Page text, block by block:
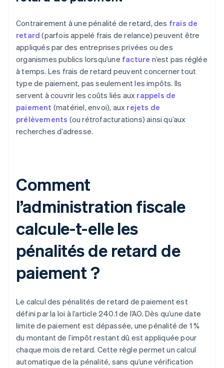
Contrairement à une pénalité de retard, des frais de
retard (parfois appelé frais de relance) peuvent être
appliqués par des entreprises privées ou des
organismes publics lorsqu’une facture n’est pas réglée
à temps. Les frais de retard peuvent concerner tout
type de paiement, pas seulement les impôts. Ils
servent à couvrir les coûts liés aux rappels de
paiement (matériel, envoi), aux rejets de
prélèvements (ou rétrofacturations) ainsi qu’aux
recherches d’adresse.
Comment
l’administration fiscale
calcule-t-elle les
pénalités de retard de
paiement ?
Le calcul des pénalités de retard de paiement est
défini par la loi à l’article 240.1 de l’AO. Dès qu’une date
limite de paiement est dépassée, une pénalité de 1 %
du montant de l’impôt restant dû est appliquée pour
chaque mois de retard. Cette règle permet un calcul
automatique de la pénalité, sans qu’une vérification